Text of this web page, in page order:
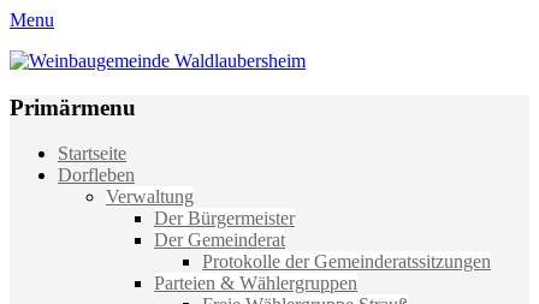
Menu
Weinbaugemeinde Waldlaubersheim
Primärmenu
Weiter
zum
Startseite
Dorfleben
Verwaltung
Der Bürgermeister
Der Gemeinderat
Protokolle der Gemeinderatssitzungen
Parteien & Wählergruppen